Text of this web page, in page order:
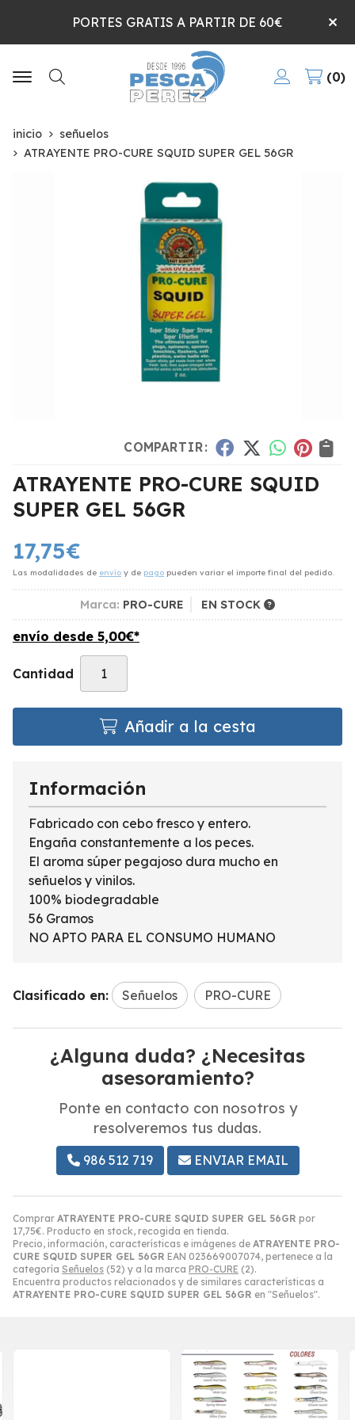
PORTES GRATIS A PARTIR DE 60€
Buscar
0
inicio
señuelos
ATRAYENTE PRO-CURE SQUID SUPER GEL 56GR
COMPARTIR:
ATRAYENTE PRO-CURE SQUID
SUPER GEL 56GR
17,75€
Las modalidades de envío y de pago pueden variar el importe final del pedido.
Marca: PRO-CURE EN STOCK
envío desde 5,00€*
Cantidad
Añadir a la cesta
Comprar ATRAYENTE PRO-CURE SQUID SUPER GEL 56GR por
17,75€. Producto en stock, recogida en tienda.
Precio, información, características e imágenes de ATRAYENTE PRO-
CURE SQUID SUPER GEL 56GR EAN 023669007074, pertenece a la
categoría Señuelos (52) y a la marca PRO-CURE (2).
Encuentra productos relacionados y de similares características a
ATRAYENTE PRO-CURE SQUID SUPER GEL 56GR en "Señuelos".
Información
Fabricado con cebo fresco y entero.
Engaña constantemente a los peces.
El aroma súper pegajoso dura mucho en
señuelos y vinilos.
100% biodegradable
56 Gramos
NO APTO PARA EL CONSUMO HUMANO
Clasificado en: Señuelos PRO-CURE
¿Alguna duda? ¿Necesitas
asesoramiento?
Ponte en contacto con nosotros y
resolveremos tus dudas.
986 512 719 ENVIAR EMAIL